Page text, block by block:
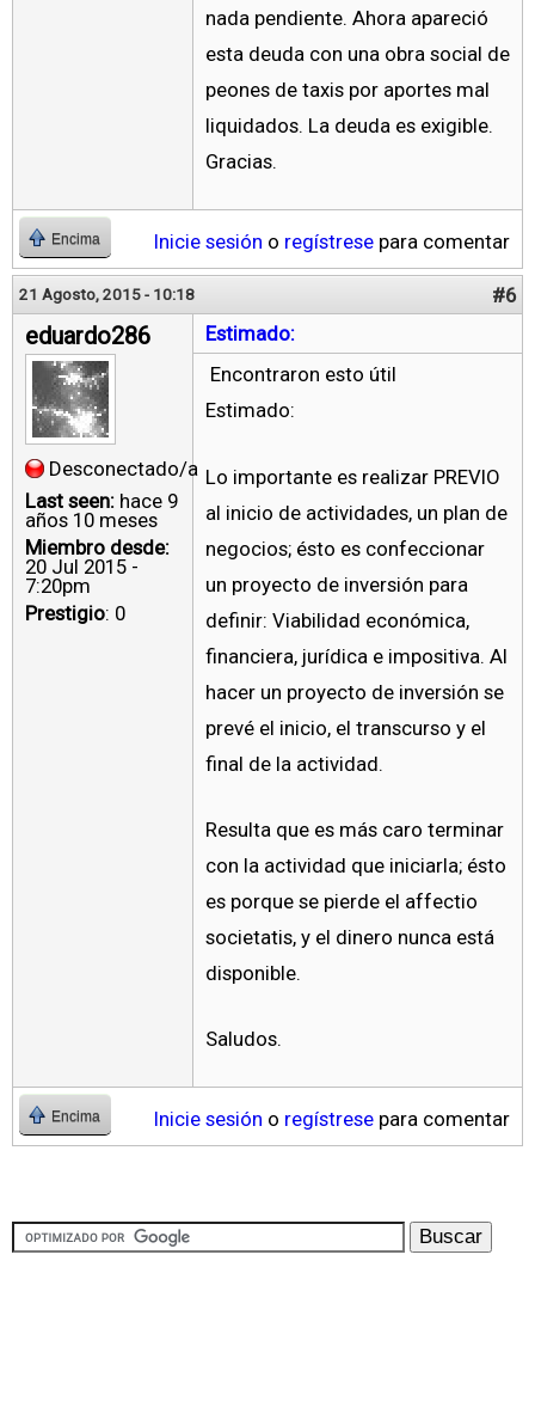
nada pendiente. Ahora apareció
esta deuda con una obra social de
peones de taxis por aportes mal
liquidados. La deuda es exigible.
Gracias.
Encima Inicie sesión o regístrese para comentar
21 Agosto, 2015 - 10:18 #6
eduardo286
Desconectado/a
Last seen: hace 9
años 10 meses
Miembro desde:
20 Jul 2015 -
7:20pm
Prestigio: 0
Estimado:
Encontraron esto útil
Estimado:
Lo importante es realizar PREVIO
al inicio de actividades, un plan de
negocios; ésto es confeccionar
un proyecto de inversión para
definir: Viabilidad económica,
financiera, jurídica e impositiva. Al
hacer un proyecto de inversión se
prevé el inicio, el transcurso y el
final de la actividad.
Resulta que es más caro terminar
con la actividad que iniciarla; ésto
es porque se pierde el affectio
societatis, y el dinero nunca está
disponible.
Saludos.
Encima Inicie sesión o regístrese para comentar